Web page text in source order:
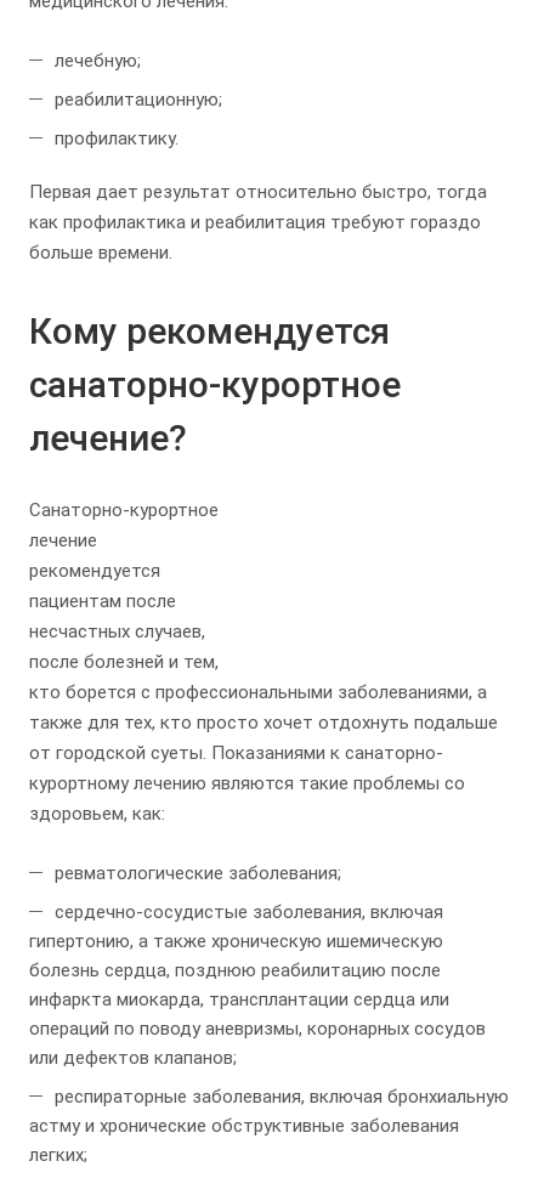
лечебную;
реабилитационную;
профилактику.
Первая дает результат относительно быстро, тогда
как профилактика и реабилитация требуют гораздо
больше времени.
Кому рекомендуется
санаторно-курортное
лечение?
Санаторно-курортное
лечение
рекомендуется
пациентам после
несчастных случаев,
после болезней и тем,
кто борется с профессиональными заболеваниями, а
также для тех, кто просто хочет отдохнуть подальше
от городской суеты. Показаниями к санаторно-
курортному лечению являются такие проблемы со
здоровьем, как:
ревматологические заболевания;
сердечно-сосудистые заболевания, включая
гипертонию, а также хроническую ишемическую
болезнь сердца, позднюю реабилитацию после
инфаркта миокарда, трансплантации сердца или
операций по поводу аневризмы, коронарных сосудов
или дефектов клапанов;
респираторные заболевания, включая бронхиальную
астму и хронические обструктивные заболевания
легких;